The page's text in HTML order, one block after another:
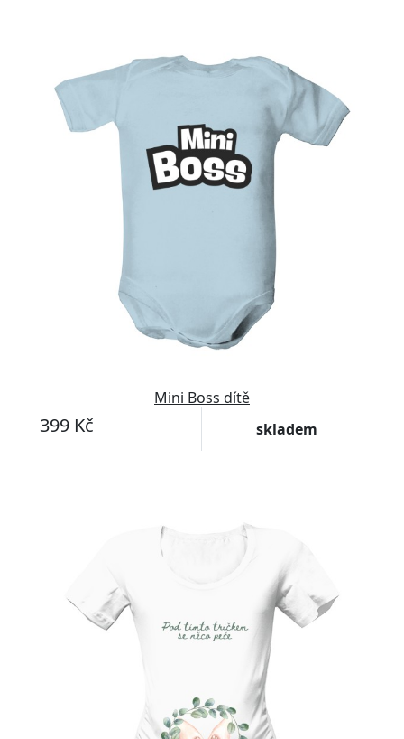
Mini Boss dítě
399 Kč skladem